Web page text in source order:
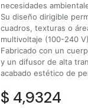
necesidades
Su diseño dirigible
cuadros, texturas o
multivoltaje (100-240
Fabricado con un
y un difusor de alta
acabado estético de
$ 4,9324